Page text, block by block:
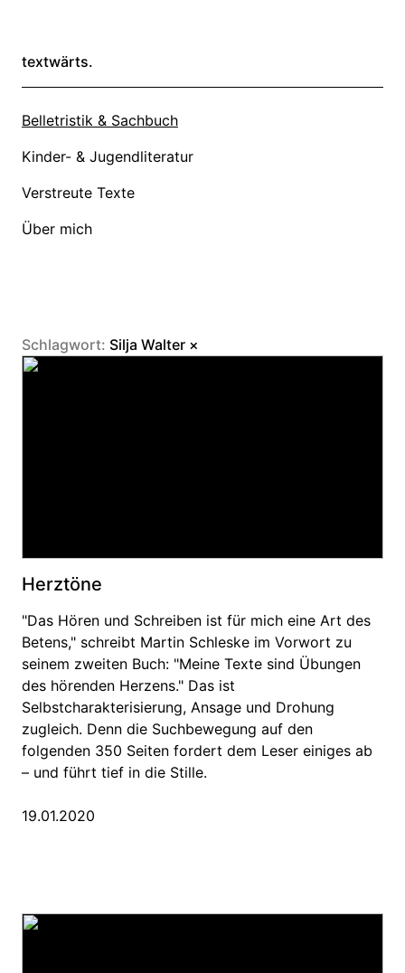
textwärts.
Belletristik & Sachbuch
Kinder- & Jugendliteratur
Verstreute Texte
Über mich
Schlagwort: Silja Walter ×
Herztöne
"Das Hören und Schreiben ist für mich eine Art des
Betens," schreibt Martin Schleske im Vorwort zu
seinem zweiten Buch: "Meine Texte sind Übungen
des hörenden Herzens." Das ist
Selbstcharakterisierung, Ansage und Drohung
zugleich. Denn die Suchbewegung auf den
folgenden 350 Seiten fordert dem Leser einiges ab
– und führt tief in die Stille.
19.01.2020